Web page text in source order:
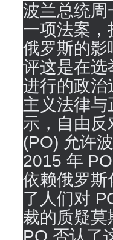
波兰总统周
一项法案，
俄罗斯的影
评这是在选
进行的政治
主义法律与
示，自由反
(PO) 允许
2015 年
依赖俄罗斯
了人们对
裁的质疑莫
PO 否认了